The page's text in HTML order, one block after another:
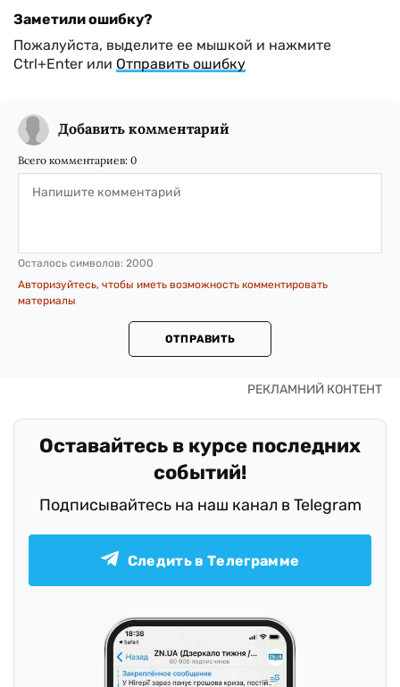
Заметили ошибку?
Пожалуйста, выделите ее мышкой и нажмите
Ctrl+Enter или Отправить ошибку
Добавить комментарий
Всего комментариев: 0
Осталось символов: 2000
Авторизуйтесь, чтобы иметь возможность комментировать
материалы
ОТПРАВИТЬ
Оставайтесь в курсе последних
событий!
Подписывайтесь на наш канал в Telegram
Следить в Телеграмме